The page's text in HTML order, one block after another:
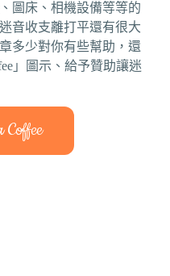
圖床、相機設備等等的
音收支離打平還有很大
多少對你有些幫助，還
」圖示、給予贊助讓迷
Coffee